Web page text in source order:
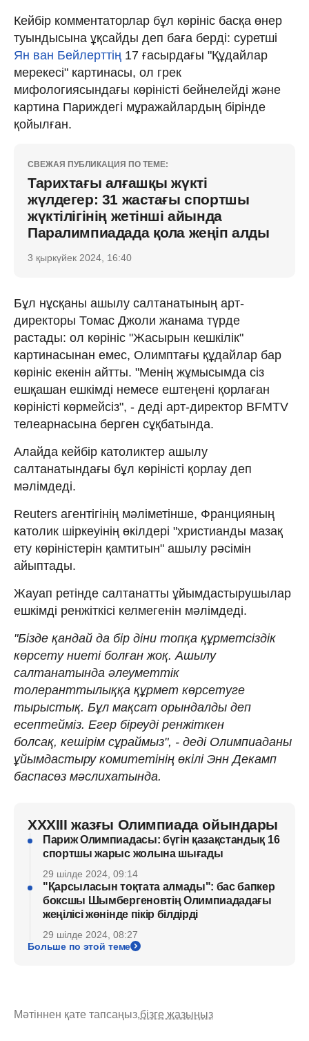
Кейбір комментаторлар бұл көрініс басқа өнер
туындысына ұқсайды деп баға берді: суретші
Ян ван Бейлерттің 17 ғасырдағы "Құдайлар
мерекесі" картинасы, ол грек
мифологиясындағы көріністі бейнелейді және
картина Париждегі мұражайлардың бірінде
қойылған.
СВЕЖАЯ ПУБЛИКАЦИЯ ПО ТЕМЕ:
Тарихтағы алғашқы жүкті
жүлдегер: 31 жастағы спортшы
жүктілігінің жетінші айында
Паралимпиадада қола жеңіп алды
3 қыркүйек 2024, 16:40
Бұл нұсқаны ашылу салтанатының арт-
директоры Томас Джоли жанама түрде
растады: ол көрініс "Жасырын кешкілік"
картинасынан емес, Олимптағы құдайлар бар
көрініс екенін айтты. "Менің жұмысымда сіз
ешқашан ешкімді немесе ештеңені қорлаған
көріністі көрмейсіз", - деді арт-директор BFMTV
телеарнасына берген сұқбатында.
Алайда кейбір католиктер ашылу
салтанатындағы бұл көріністі қорлау деп
мәлімдеді.
Reuters агентігінің мәліметінше, Францияның
католик шіркеуінің өкілдері "христианды мазақ
ету көріністерін қамтитын" ашылу рәсімін
айыптады.
Жауап ретінде салтанатты ұйымдастырушылар
ешкімді ренжіткісі келмегенін мәлімдеді.
"Бізде қандай да бір діни топқа құрметсіздік
көрсету ниеті болған жоқ. Ашылу
салтанатында әлеуметтік
толеранттылыққа құрмет көрсетуге
тырыстық. Бұл мақсат орындалды деп
есептейміз. Егер біреуді ренжіткен
болсақ, кешірім сұраймыз", - деді Олимпиаданы
ұйымдастыру комитетінің өкілі Энн Декамп
баспасөз мәслихатында.
XXXIII жазғы Олимпиада ойындары
Париж Олимпиадасы: бүгін қазақстандық 16
спортшы жарыс жолына шығады
29 шілде 2024, 09:14
"Қарсыласын тоқтата алмады": бас бапкер
боксшы Шымбергеновтің Олимпиададағы
жеңілісі жөнінде пікір білдірді
29 шілде 2024, 08:27
Больше по этой теме
Мәтіннен қате тапсаңыз,бізге жазыңыз